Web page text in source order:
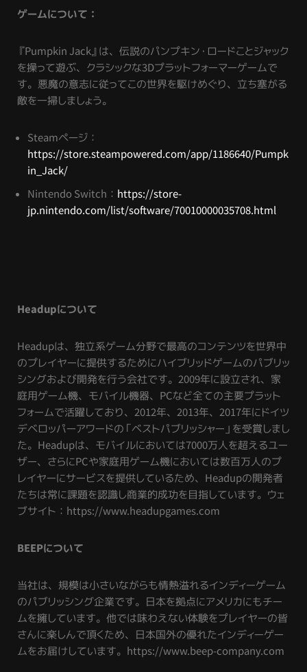
ゲームについて：
『Pumpkin Jack』は、伝説のパンプキン・ロードことジャック
を操って遊ぶ、クラシックな3Dプラットフォーマーゲームで
す。悪魔の意志に従ってこの世界を駆けめぐり、立ち塞がる
敵を一掃しましょう。
Steamページ：
https://store.steampowered.com/app/1186640/Pumpk
in_Jack/
Nintendo Switch： https://store-
jp.nintendo.com/list/software/70010000035708.html
Headupについて
Headupは、独立系ゲーム分野で最高のコンテンツを世界中
のプレイヤーに提供するためにハイブリッドゲームのパブリッ
シングおよび開発を行う会社です。2009年に設立され、家
庭用ゲーム機、モバイル機器、PCなど全ての主要プラット
フォームで活躍しており、2012年、2013年、2017年にドイツ
デベロッパーアワードの「ベストパブリッシャー」を受賞しまし
た。Headupは、モバイルにおいては7000万人を超えるユー
ザー、さらにPCや家庭用ゲーム機においては数百万人のプ
レイヤーにサービスを提供しているため、Headupの開発者
たちは常に課題を認識し商業的成功を目指しています。ウェ
ブサイト：https://www.headupgames.com
BEEPについて
当社は、規模は小さいながらも情熱溢れるインディーゲーム
のパブリッシング企業です。日本を拠点にアメリカにもチー
ムを擁しています。他では味わえない体験をプレイヤーの皆
さんに楽しんで頂くため、日本国外の優れたインディーゲー
ムをお届けしています。https://www.beep-company.com